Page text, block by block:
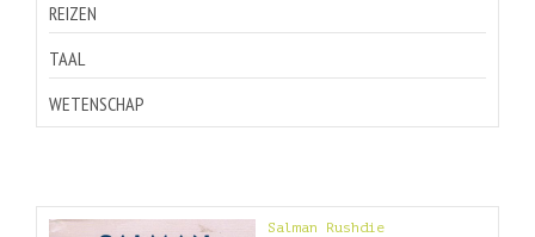
REIZEN
TAAL
WETENSCHAP
Salman Rushdie